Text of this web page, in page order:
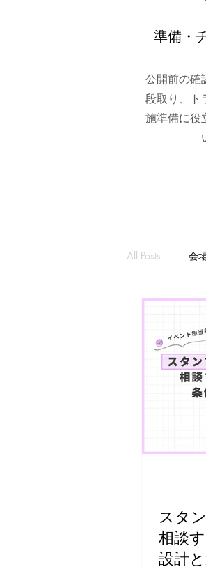
準備・
公開前の確
段取り、ト
施準備に役
All Posts 会
スタ
相談
設計